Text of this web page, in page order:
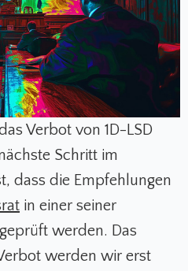
Verbot von 1D-LSD
Schritt im
dass die Empfehlungen
in einer seiner
werden. Das
werden wir erst